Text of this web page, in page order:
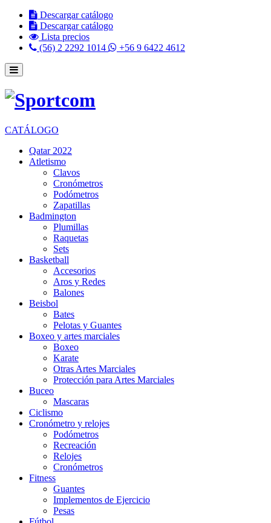
Descargar catálogo
Descargar catálogo
Lista precios
(56) 2 2292 1014
+56 9 6422 4612
CATÁLOGO
Qatar 2022
Atletismo
Clavos
Cronómetros
Podómetros
Zapatillas
Badmington
Plumillas
Raquetas
Sets
Basketball
Accesorios
Aros y Redes
Balones
Beisbol
Bates
Pelotas y Guantes
Boxeo y artes marciales
Boxeo
Karate
Otras Artes Marciales
Protección para Artes Marciales
Buceo
Mascaras
Ciclismo
Cronómetro y relojes
Podómetros
Recreación
Relojes
Cronómetros
Fitness
Guantes
Implementos de Ejercicio
Pesas